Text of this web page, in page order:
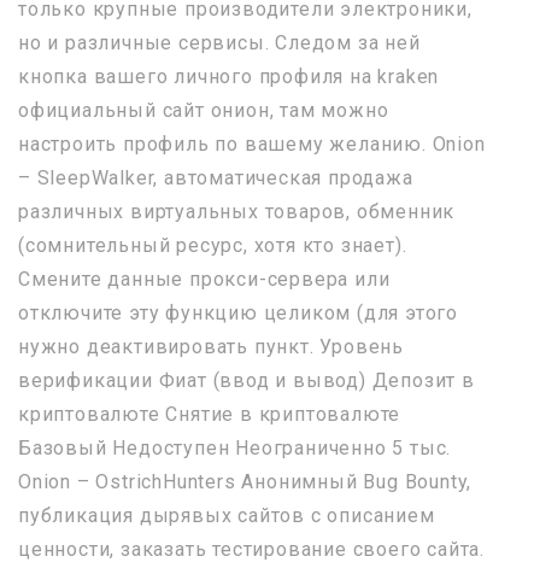
только крупные производители электроники,
но и различные сервисы. Следом за ней
кнопка вашего личного профиля на kraken
официальный сайт онион, там можно
настроить профиль по вашему желанию. Onion
– SleepWalker, автоматическая продажа
различных виртуальных товаров, обменник
(сомнительный ресурс, хотя кто знает).
Смените данные прокси-сервера или
отключите эту функцию целиком (для этого
нужно деактивировать пункт. Уровень
верификации Фиат (ввод и вывод) Депозит в
криптовалюте Снятие в криптовалюте
Базовый Недоступен Неограниченно 5 тыс.
Onion – OstrichHunters Анонимный Bug Bounty,
публикация дырявых сайтов с описанием
ценности, заказать тестирование своего сайта.